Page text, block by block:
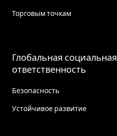
Торговым точкам
Глобальная социальная
ответственность
Безопасность
Устойчивое развитие